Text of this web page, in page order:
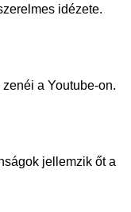
idézete.
a Youtube-on.
jellemzik őt a